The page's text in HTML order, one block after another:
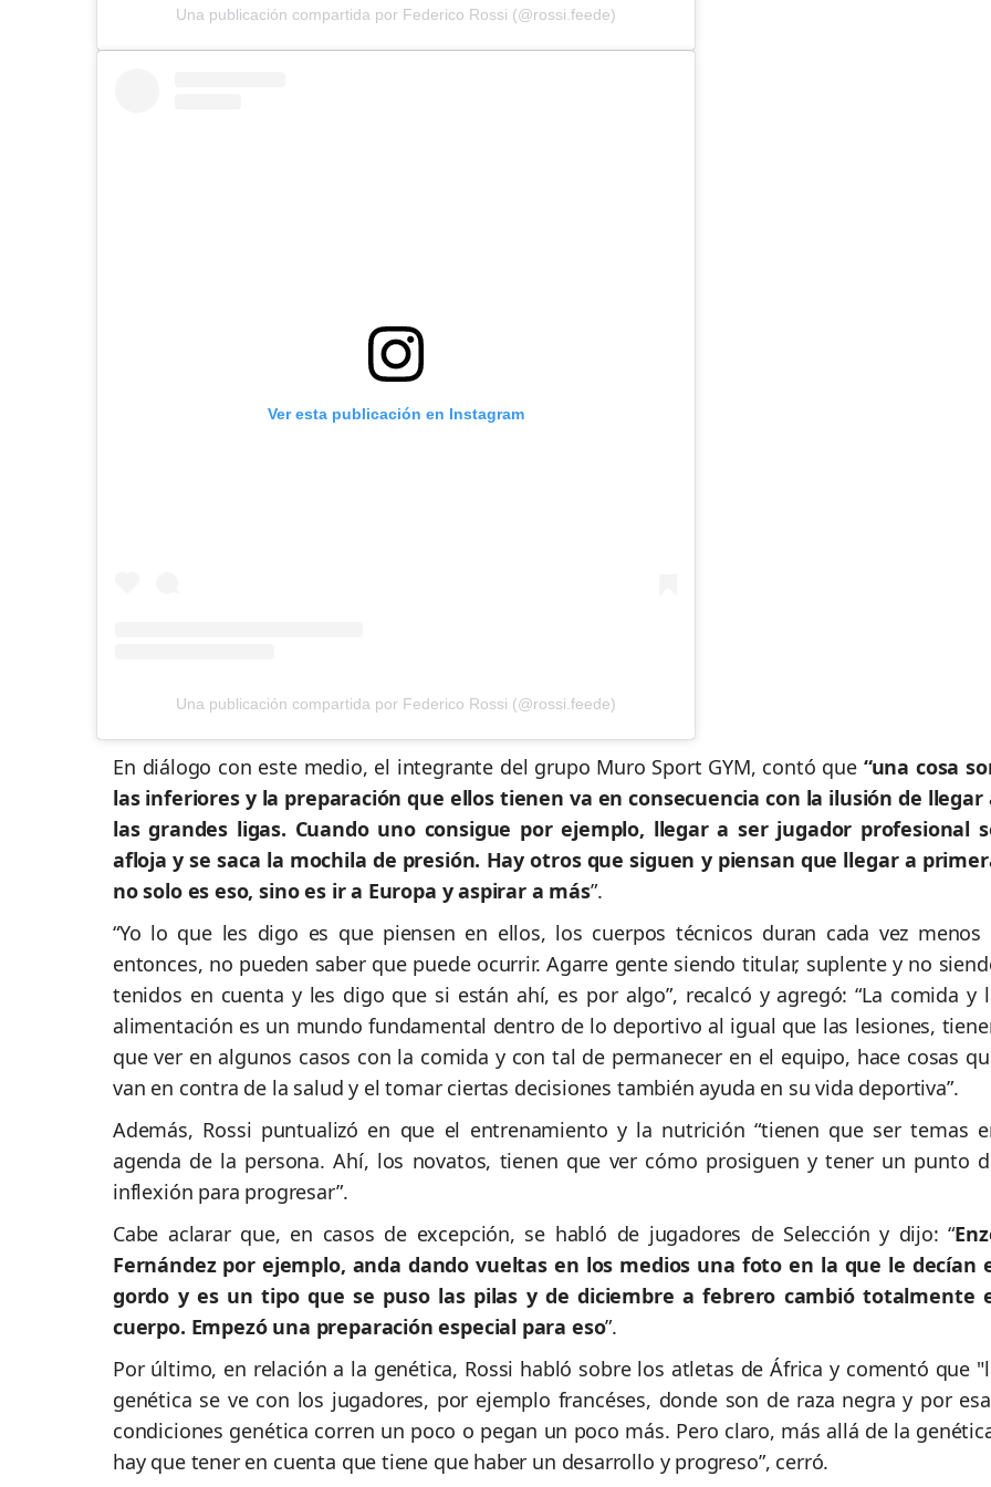
Una publicación compartida por Federico Rossi (@rossi.feede)
Ver esta publicación en Instagram
Una publicación compartida por Federico Rossi (@rossi.feede)
En diálogo con este medio, el integrante del grupo Muro Sport GYM, contó que “una cosa
las inferiores y la preparación que ellos tienen va en consecuencia con la ilusión de llegar
las grandes ligas. Cuando uno consigue por ejemplo, llegar a ser jugador profesional
afloja y se saca la mochila de presión. Hay otros que siguen y piensan que llegar a
no solo es eso, sino es ir a Europa y aspirar a más”.
“Yo lo que les digo es que piensen en ellos, los cuerpos técnicos duran cada vez menos
entonces, no pueden saber que puede ocurrir. Agarre gente siendo titular, suplente y no
tenidos en cuenta y les digo que si están ahí, es por algo”, recalcó y agregó: “La comida y
alimentación es un mundo fundamental dentro de lo deportivo al igual que las lesiones,
que ver en algunos casos con la comida y con tal de permanecer en el equipo, hace cosas
van en contra de la salud y el tomar ciertas decisiones también ayuda en su vida deportiva”.
Además, Rossi puntualizó en que el entrenamiento y la nutrición “tienen que ser temas
agenda de la persona. Ahí, los novatos, tienen que ver cómo prosiguen y tener un punto
inflexión para progresar”.
Cabe aclarar que, en casos de excepción, se habló de jugadores de Selección y dijo: “
Fernández por ejemplo, anda dando vueltas en los medios una foto en la que le decían
gordo y es un tipo que se puso las pilas y de diciembre a febrero cambió totalmente
cuerpo. Empezó una preparación especial para eso”.
Por último, en relación a la genética, Rossi habló sobre los atletas de África y comentó que
genética se ve con los jugadores, por ejemplo francéses, donde son de raza negra y por
condiciones genética corren un poco o pegan un poco más. Pero claro, más allá de la
hay que tener en cuenta que tiene que haber un desarrollo y progreso”, cerró.